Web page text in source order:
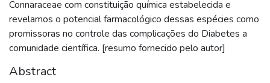
Connaraceae com constituição química estabelecida e
revelamos o potencial farmacológico dessas espécies como
promissoras no controle das complicações do Diabetes a
comunidade científica. [resumo fornecido pelo autor]
Abstract